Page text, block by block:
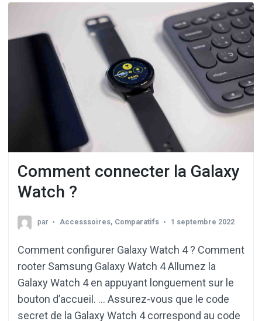
Comment connecter la Galaxy
Watch ?
par Accesssoires, Comparatifs 1 septembre 2022
Comment configurer Galaxy Watch 4 ? Comment
rooter Samsung Galaxy Watch 4 Allumez la
Galaxy Watch 4 en appuyant longuement sur le
bouton d’accueil. … Assurez-vous que le code
secret de la Galaxy Watch 4 correspond au code